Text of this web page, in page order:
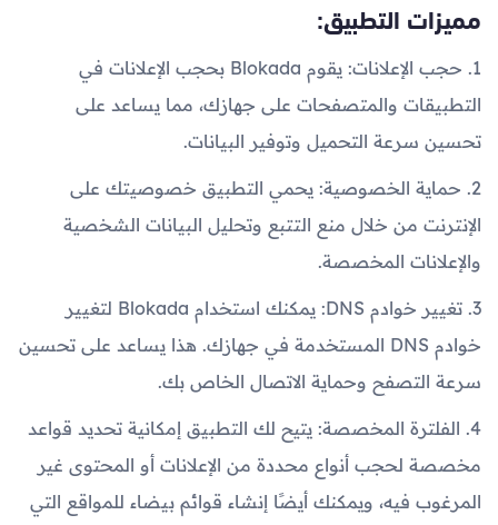
مميزات التطبيق:
1. حجب الإعلانات: يقوم Blokada بحجب الإعلانات في
التطبيقات والمتصفحات على جهازك، مما يساعد على
تحسين سرعة التحميل وتوفير البيانات.
2. حماية الخصوصية: يحمي التطبيق خصوصيتك على
الإنترنت من خلال منع التتبع وتحليل البيانات الشخصية
والإعلانات المخصصة.
3. تغيير خوادم DNS: يمكنك استخدام Blokada لتغيير
خوادم DNS المستخدمة في جهازك. هذا يساعد على تحسين
سرعة التصفح وحماية الاتصال الخاص بك.
4. الفلترة المخصصة: يتيح لك التطبيق إمكانية تحديد قواعد
مخصصة لحجب أنواع محددة من الإعلانات أو المحتوى غير
المرغوب فيه، ويمكنك أيضًا إنشاء قوائم بيضاء للمواقع التي